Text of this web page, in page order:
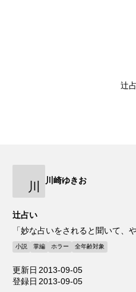
辻
川 川崎ゆきお
辻占い
「妙な占いをされると聞いて、
小説 掌編 ホラー 全年齢対象
更新日 2013-09-05
登録日 2013-09-05